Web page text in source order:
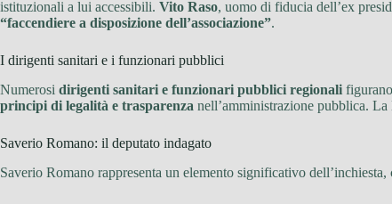
istituzionali a lui accessibili. Vito Raso, uomo di fiducia dell’ex
“faccendiere a disposizione dell’associazione”.
I dirigenti sanitari e i funzionari pubblici
Numerosi dirigenti sanitari e funzionari pubblici regionali
principi di legalità e trasparenza nell’amministrazione pubblica.
Saverio Romano: il deputato indagato
Saverio Romano rappresenta un elemento significativo